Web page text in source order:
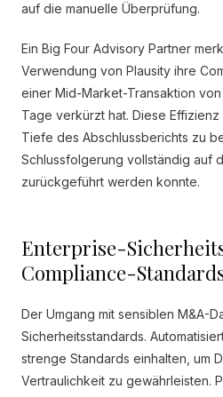
auf die manuelle Überprüfung.
Ein Big Four Advisory Partner
Verwendung von Plausity ihre
einer Mid-Market-Transaktion
Tage verkürzt hat. Diese
Tiefe des Abschlussberichts zu
Schlussfolgerung vollständig auf
zurückgeführt werden konnte.
Enterprise-
Compliance-
Der Umgang mit sensiblen M&A-
Sicherheitsstandards.
strenge Standards einhalten, um
Vertraulichkeit zu gewährleisten.